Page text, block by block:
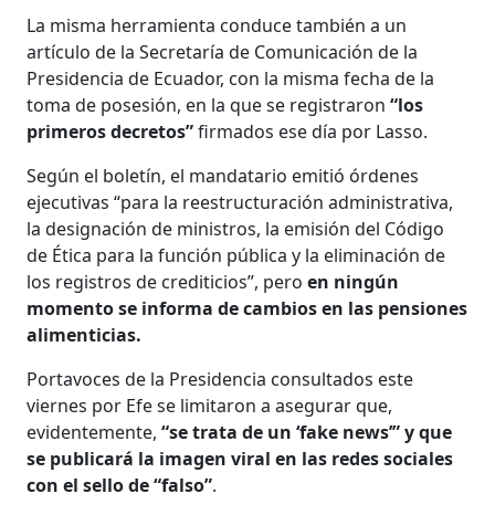
La misma herramienta conduce también a un
artículo de la Secretaría de Comunicación de la
Presidencia de Ecuador, con la misma fecha de la
toma de posesión, en la que se registraron“los
primeros decretos”firmados ese día por Lasso.
Según el boletín, el mandatario emitió órdenes
ejecutivas “para la reestructuración administrativa,
la designación de ministros, la emisión del Código
de Ética para la función pública y la eliminación de
los registros de crediticios”, pero en ningún
momento se informa de cambios en las pensiones
alimenticias.
Portavoces de la Presidencia consultados este
viernes por Efe se limitaron a asegurar que,
evidentemente, “se trata de un ‘fake news’” y que
se publicará la imagen viral en las redes sociales
con el sello de “falso”.